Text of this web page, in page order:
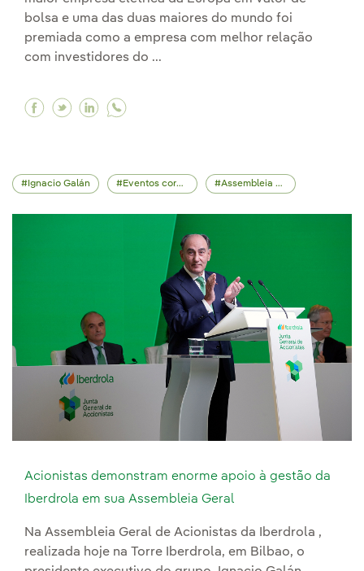
bolsa e uma das duas maiores do mundo foi
premiada como a empresa com melhor relação
com investidores do ...
Facebook Iberdrola, premiada pela melhor
Twitter Iberdrola, premiada pela melhor
Linkedin Iberdrola, premiada pela
Ignacio Galán Eventos corporativos Assembleia Geral de Acionistas
Acionistas demonstram enorme apoio à gestão da
Iberdrola em sua Assembleia Geral
Na Assembleia Geral de Acionistas da Iberdrola ,
realizada hoje na Torre Iberdrola, em Bilbao, o